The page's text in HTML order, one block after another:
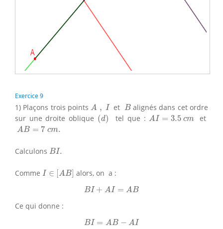
Exercice 9
1) Plaçons trois pointsA , I
A et B
Balignés dans cet ordre
sur une droite oblique (d)
(d) tel que :AI = 3.5 cm
A I= 3.5cm et
AB = 7 cm.
A B= cm.
Calculons BI.
BI.
Comme I ∈ [AB]
I∈[ A B ] alors, on a :
BI + AI = AB
B I A I= B
Ce qui donne :
BI = AB − AI
B A B−